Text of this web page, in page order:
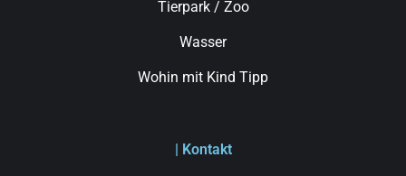
Tierpark / Zoo
Wasser
Wohin mit Kind Tipp
| Kontakt